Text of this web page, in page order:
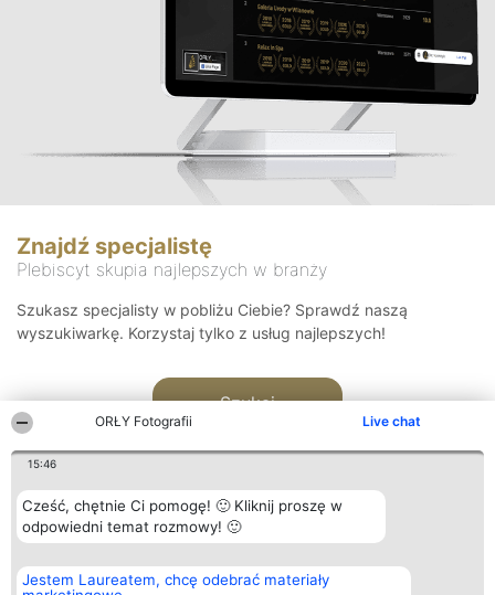
ORŁY Fotografii Live chat
15:46
Cześć, chętnie Ci pomogę! 🙂 Kliknij proszę w
odpowiedni temat rozmowy! 🙂
Jestem Laureatem, chcę odebrać materiały
Znajdź specjalistę
Plebiscyt skupia najlepszych w branży
Szukasz specjalisty w pobliżu Ciebie? Sprawdź naszą
wyszukiwarkę. Korzystaj tylko z usług najlepszych!
Szukaj
Organizator plebiscytu
Bright Side Solutions sp. z o.
Plebiscyt
Laureaci
Kontakt
Kontakt